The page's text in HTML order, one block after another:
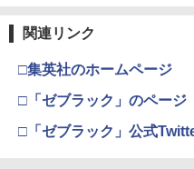
関連リンク
□集英社のホームページ
□「ゼブラック」のページ
□「ゼブラック」公式